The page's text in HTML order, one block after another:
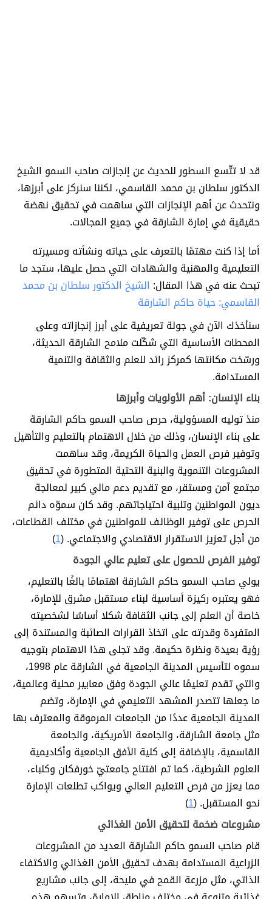
قد لا تتّسع السطور للحديث عن إنجازات صاحب السمو الشيخ
الدكتور سلطان بن محمد القاسمي، لكننا سنركز على أبرزها،
ونتحدث عن أهم الإنجازات التي ساهمت في تحقيق نهضة
حقيقية في إمارة الشارقة في جميع المجالات.
أما إذا كنت مهتمًا بالتعرف على حياته ونشأته ومسيرته
التعليمية والمهنية والشهادات التي حصل عليها، ستجد ما
تبحث عنه في هذا المقال: الشيخ الدكتور سلطان بن محمد
القاسمي: حياة حاكم الشارقة
سنأخذك الآن في جولة تعريفية على أبرز إنجازاته وعلى
المحطات الأساسية التي شكّلت ملامح الشارقة الحديثة،
ورسّخت مكانتها كمركز رائد للعلم والثقافة والتنمية
المستدامة.
بناء الإنسان: أهم الأولويات وأبرزها
منذ توليه المسؤولية، حرص صاحب السمو حاكم الشارقة
على بناء الإنسان، وذلك من خلال الاهتمام بالتعليم والتأهيل
وتوفير فرص العمل والحياة الكريمة، وقد ساهمت
المشروعات التنموية والبنية التحتية المتطورة في تحقيق
مجتمع آمن ومستقر، مع تقديم دعم مالي كبير لمعالجة
ديون المواطنين وتلبية احتياجاتهم. وقد كان سموّه دائم
الحرص على توفير الوظائف للمواطنين في مختلف القطاعات،
من أجل تعزيز الاستقرار الاقتصادي والاجتماعي. (1
)
توفير الفرص للحصول على تعليم عالي الجودة
يولي صاحب السمو حاكم الشارقة اهتمامًا بالغًا بالتعليم،
فهو يعتبره ركيزة أساسية لبناء مستقبل مشرق للإمارة،
خاصة أن العلم إلى جانب الثقافة شكلا أساسًا لشخصيته
المتفردة وقدرته على اتخاذ القرارات الصائبة والمستندة إلى
رؤية بعيدة ونظرة حكيمة. وقد تجلى هذا الاهتمام بتوجيه
سموه لتأسيس المدينة الجامعية في الشارقة عام 1998،
والتي تقدم تعليمًا عالي الجودة وفق معايير محلية وعالمية،
ما جعلها تتصدر المشهد التعليمي في الإمارة، وتضم
المدينة الجامعية عددًا من الجامعات المرموقة والمعترف بها
مثل جامعة الشارقة، والجامعة الأمريكية، والجامعة
القاسمية، بالإضافة إلى كلية الأفق الجامعية وأكاديمية
العلوم الشرطية، كما تم افتتاح جامعتيّ خورفكان وكلباء،
مما يعزز من فرص التعليم العالي ويواكب تطلعات الإمارة
نحو المستقبل. (1
)
مشروعات ضخمة لتحقيق الأمن الغذائي
قام صاحب السمو حاكم الشارقة العديد من المشروعات
الزراعية المستدامة بهدف تحقيق الأمن الغذائي والاكتفاء
الذاتي، مثل مزرعة القمح في مليحة، إلى جانب مشاريع